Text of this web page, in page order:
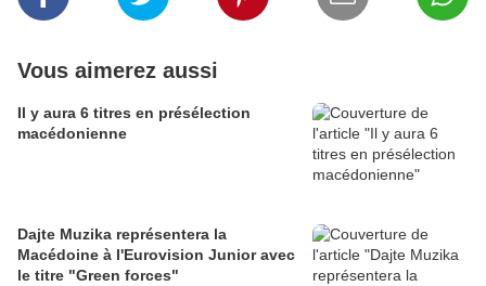
Vous aimerez aussi
Il y aura 6 titres en présélection
macédonienne
Dajte Muzika représentera la
Macédoine à l'Eurovision Junior avec
le titre "Green forces"